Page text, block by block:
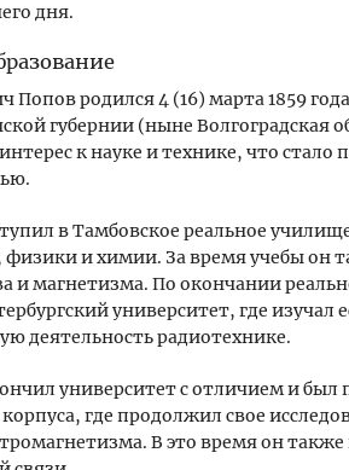
дня.
Попов родился 4 (16) марта 1859
губернии (ныне Волгоградская
к науке и технике, что стало
в Тамбовское реальное
и химии. За время учебы он
и магнетизма. По окончании
университет, где изучал
деятельность радиотехнике.
университет с отличием и
где продолжил свое
В это время он